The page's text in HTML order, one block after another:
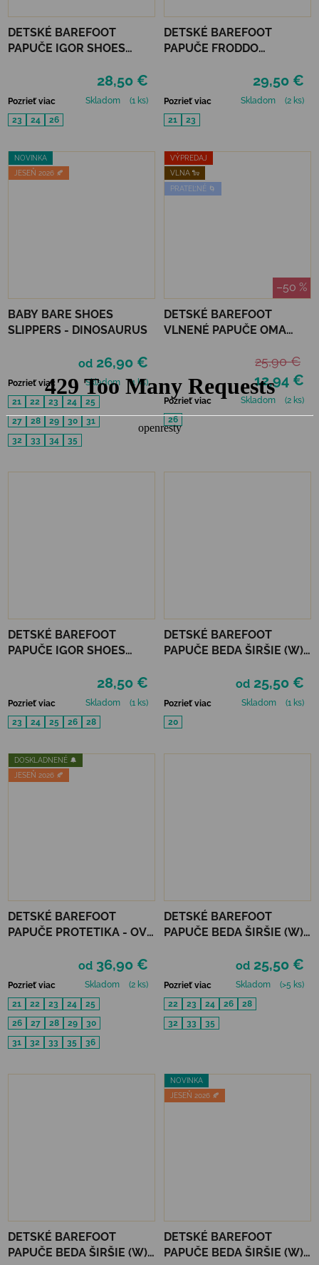
DETSKÉ BAREFOOT
PAPUČE IGOR SHOES
28,50 €
Pozrieť viac Skladom
(1 ks)
23
24 26
DETSKÉ BAREFOOT
PAPUČE FRODDO
29,50 €
Pozrieť viac Skladom
(2 ks)
21
23
NOVINKA
JESEŇ 2026 🍂
BABY BARE SHOES
SLIPPERS - DINOSAURUS
od 26,90 €
Pozrieť viac Skladom
(1 ks)
21
22 23 24
25
27
28 29 30
31
32
33 34 35
VÝPREDAJ
VLNA 🐑
PRATEĽNÉ 🌀
–50 %
DETSKÉ BAREFOOT
VLNENÉ PAPUČE OMA
12,94 €
25,90 €
Pozrieť viac Skladom
(2 ks)
26
DETSKÉ BAREFOOT
PAPUČE IGOR SHOES
28,50 €
Pozrieť viac Skladom
(1 ks)
23
24 25 26 28
DETSKÉ BAREFOOT
PAPUČE BEDA ŠIRŠIE (W)
od 25,50 €
Pozrieť viac Skladom
(1 ks)
20
DOSKLADNENÉ 🔔
JESEŇ 2026 🍂
DETSKÉ BAREFOOT
PAPUČE PROTETIKA - OVE
od 36,90 €
Pozrieť viac Skladom
(2 ks)
21
22 23 24
25
26
27 28 29
30
31
32 33 35 36
DETSKÉ BAREFOOT
PAPUČE BEDA ŠIRŠIE (W)
od 25,50 €
Pozrieť viac Skladom
(>5 ks)
22
23 24 26
28
32
33 35
DETSKÉ BAREFOOT
PAPUČE BEDA ŠIRŠIE (W) -
NOVINKA
JESEŇ 2026 🍂
DETSKÉ BAREFOOT
PAPUČE BEDA ŠIRŠIE (W) -